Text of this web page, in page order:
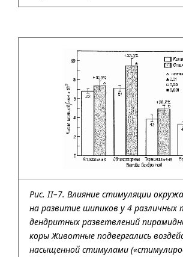
Рис. II–7. Влияние стимуляции
на развитие шипиков у 4 различных
дендритных разветвлений
коры Животные подвергались
насыщенной стимулами